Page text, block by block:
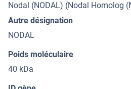
Nodal (NODAL) (Nodal Homolog
Autre désignation
NODAL
Poids moléculaire
40 kDa